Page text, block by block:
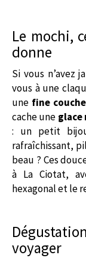
Le mochi,
donne
Si vous n’avez
vous à une
une fine
cache une glace
: un petit
rafraîchissant,
beau ? Ces
à La Ciotat,
hexagonal et le
voyager